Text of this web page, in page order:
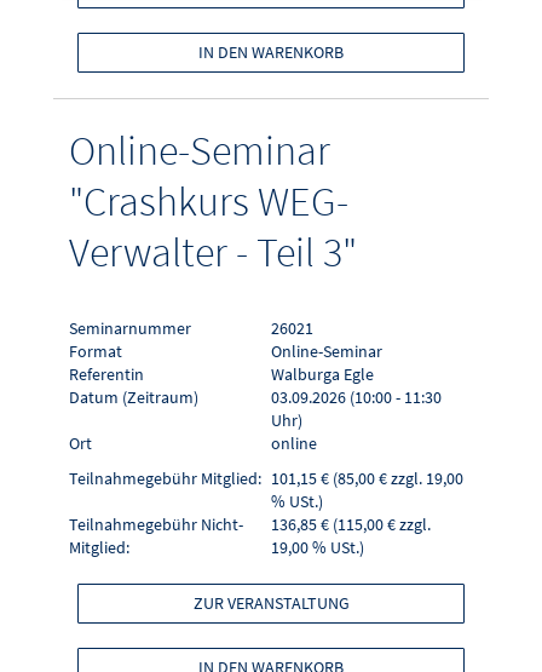
IN DEN WARENKORB
Online-Seminar
"Crashkurs WEG-
Verwalter - Teil 3"
Seminarnummer
26021
Format
Online-Seminar
Referentin
Walburga Egle
Datum (Zeitraum)
03.09.2026 (10:00 - 11:30
Uhr)
Ort
online
Teilnahmegebühr Mitglied: 101,15 € (85,00 € zzgl. 19,00
% USt.)
Teilnahmegebühr Nicht-
Mitglied:
136,85 € (115,00 € zzgl.
19,00 % USt.)
ZUR VERANSTALTUNG
IN DEN WARENKORB